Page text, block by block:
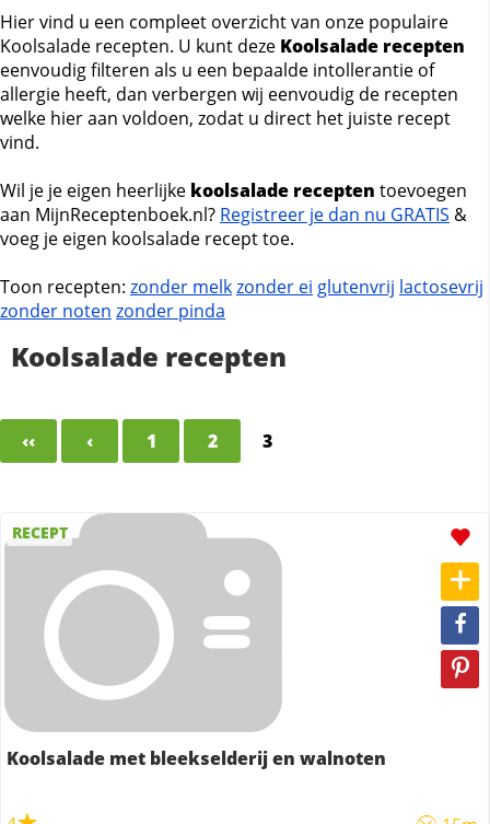
Hier vind u een compleet overzicht van onze populaire
Koolsalade recepten. U kunt deze Koolsalade recepten
eenvoudig filteren als u een bepaalde intollerantie of
allergie heeft, dan verbergen wij eenvoudig de recepten
welke hier aan voldoen, zodat u direct het juiste recept
vind.
Wil je je eigen heerlijke koolsalade recepten toevoegen
aan MijnReceptenboek.nl? Registreer je dan nu GRATIS &
voeg je eigen koolsalade recept toe.
Toon recepten: zonder melkzonder ei glutenvrij lactosevrij
zonder noten zonder pinda
Koolsalade recepten
‹‹ ‹ 1 2 3
RECEPT
Koolsalade met bleekselderij en walnoten